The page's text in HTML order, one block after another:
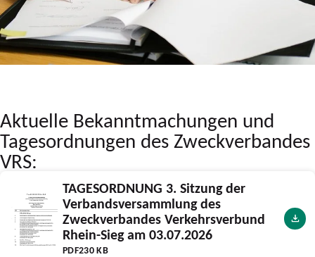
Aktuelle Bekanntmachungen und
Tagesordnungen des Zweckverbandes
VRS:
TAGESORDNUNG 3. Sitzung der
Verbandsversammlung des
Zweckverbandes Verkehrsverbund
Rhein-Sieg am 03.07.2026
PDF230 KB